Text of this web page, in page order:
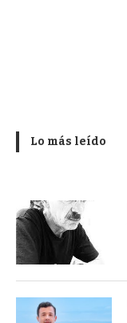
Lo más leído